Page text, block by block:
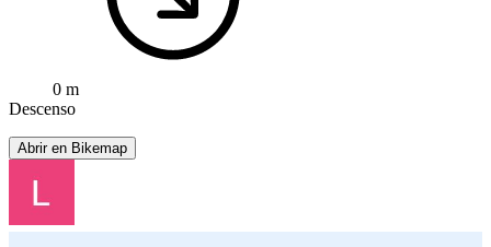
0 m
Descenso
Abrir en Bikemap